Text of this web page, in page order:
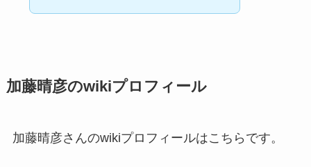
加藤晴彦のwikiプロフィール
加藤晴彦さんのwikiプロフィールはこちらです。